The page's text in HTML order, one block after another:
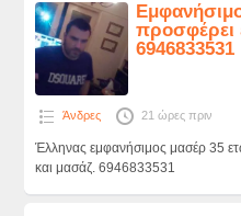
προσφέρει
6946833531
Άνδρες 21 ώρες πριν
Έλληνας εμφανήσιμος μασέρ 35
και μασάζ. 6946833531